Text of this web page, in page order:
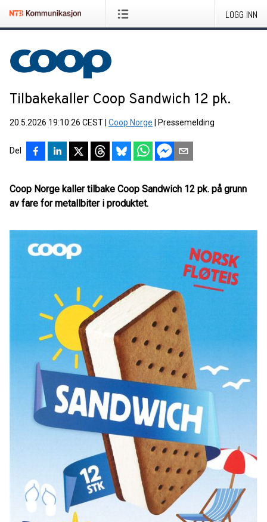
LOGG INN
Tilbakekaller Coop Sandwich 12 pk.
20.5.2026 19:10:26 CEST Coop Norge Pressemelding
Del
Coop Norge kaller tilbake Coop Sandwich 12 pk. på grunn
av fare for metallbiter i produktet.